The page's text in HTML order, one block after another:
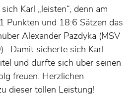
Karl „leisten“, denn am
Punkten und 18:6 Sätzen das
Alexander Pazdyka (MSV
Damit sicherte sich Karl
und durfte sich über seinen
freuen. Herzlichen
dieser tollen Leistung!